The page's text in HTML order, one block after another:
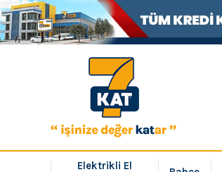
Elektrikli El